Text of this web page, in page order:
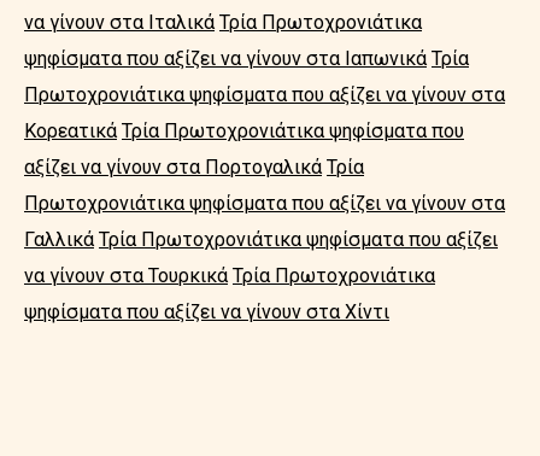
να γίνουν στα Ιταλικά Τρία Πρωτοχρονιάτικα
ψηφίσματα που αξίζει να γίνουν στα Ιαπωνικά Τρία
Πρωτοχρονιάτικα ψηφίσματα που αξίζει να γίνουν στα
Κορεατικά Τρία Πρωτοχρονιάτικα ψηφίσματα που
αξίζει να γίνουν στα Πορτογαλικά Τρία
Πρωτοχρονιάτικα ψηφίσματα που αξίζει να γίνουν στα
Γαλλικά Τρία Πρωτοχρονιάτικα ψηφίσματα που αξίζει
να γίνουν στα Τουρκικά Τρία Πρωτοχρονιάτικα
ψηφίσματα που αξίζει να γίνουν στα Χίντι